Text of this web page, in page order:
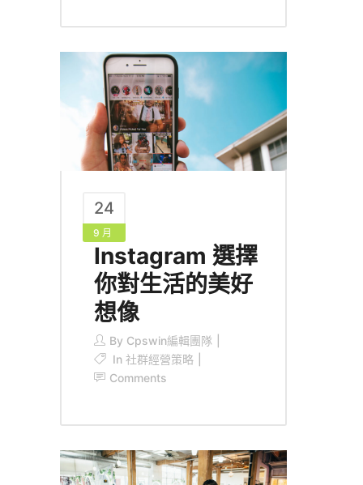
24
9 月
Instagram 選擇
你對生活的美好
想像
By Cpswin編輯團隊
In 社群經營策略
Comments